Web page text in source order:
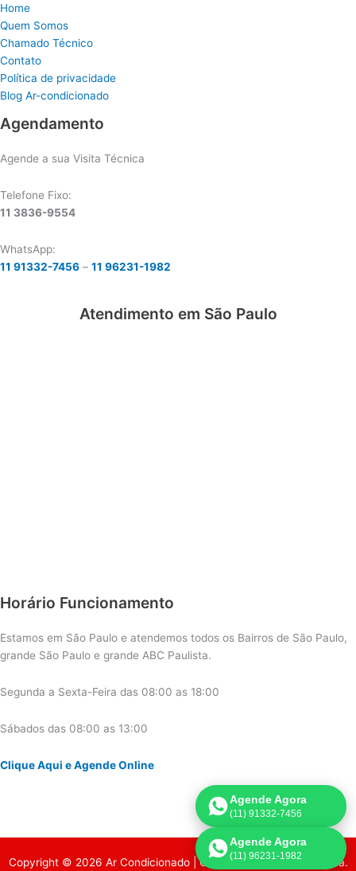
Home
Quem Somos
Chamado Técnico
Contato
Política de privacidade
Blog Ar-condicionado
Agendamento
Agende a sua Visita Técnica
Telefone Fixo:
11 3836-9554
WhatsApp:
11 91332-7456 – 11 96231-1982
Atendimento em São Paulo
Horário Funcionamento
Estamos em São Paulo e atendemos todos os Bairros de São Paulo,
grande São Paulo e grande ABC Paulista.
Segunda a Sexta-Feira das 08:00 as 18:00
Sábados das 08:00 as 13:00
Clique Aqui e Agende Online
Copyright © 2026 Ar Condicionado | Criado por:Página de Venda.
Agende Agora
(11) 91332-7456
Agende Agora
(11) 96231-1982